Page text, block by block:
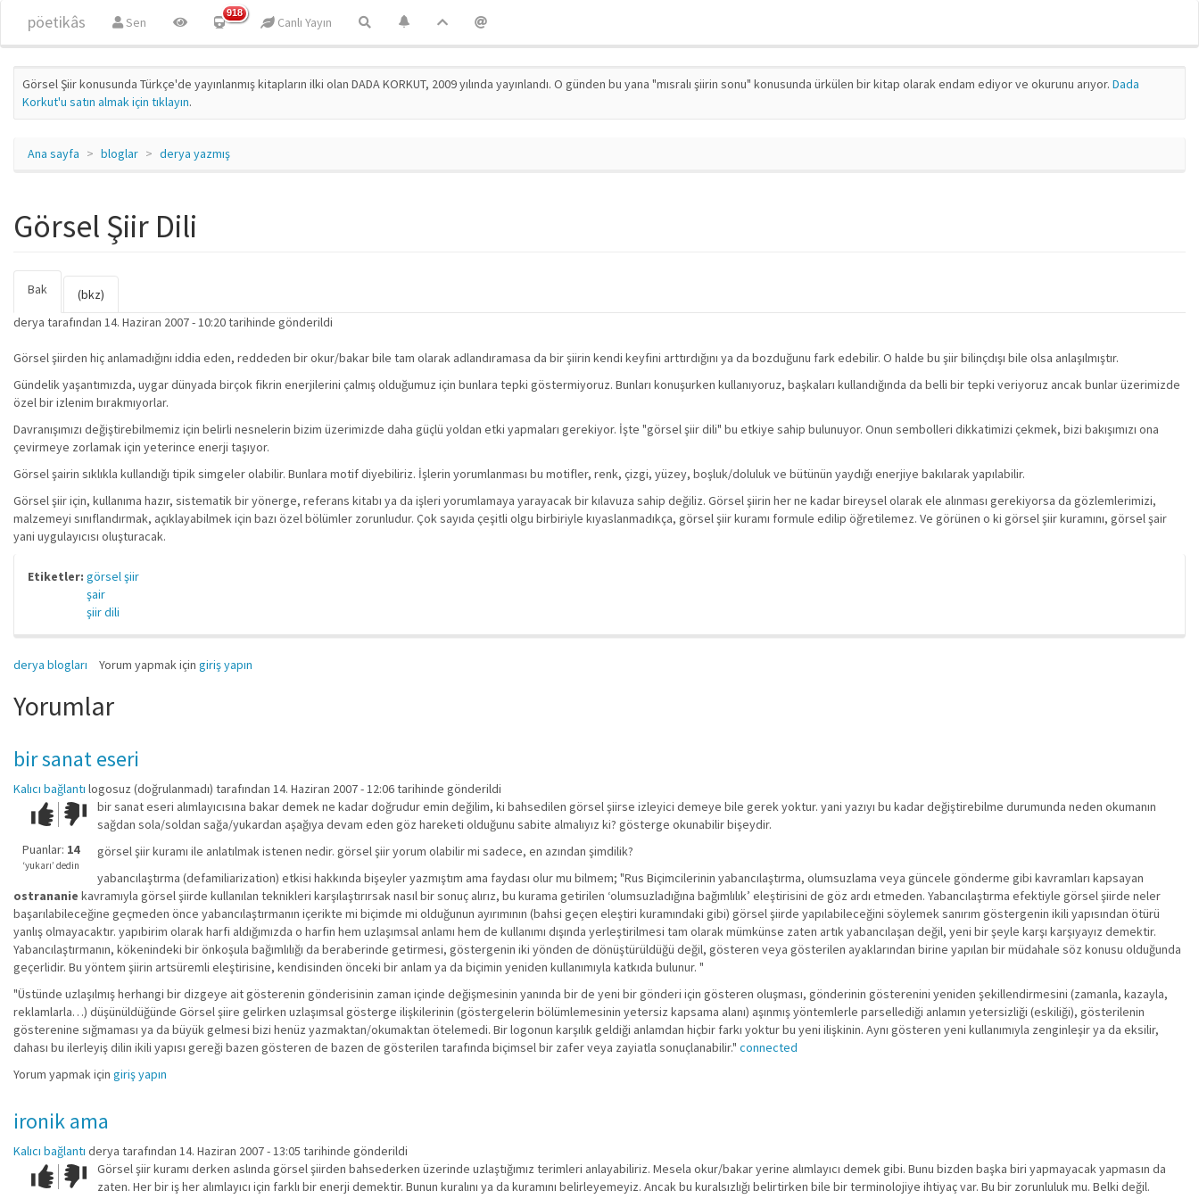
pöetikâs Sen
918
Canlı Yayın
Görsel Şiir konusunda Türkçe'de yayınlanmış kitapların ilki olan DADA KORKUT, 2009 yılında yayınlandı. O günden bu yana "mısralı şiirin sonu" konusunda ürkülen bir kitap olarak endam ediyor ve okurunu arıyor. Dada
Korkut'u satın almak için tıklayın.
Ana sayfa bloglar derya yazmış
Görsel Şiir Dili
Birincil sekmeler
Bak
sekme)
(bkz)
derya tarafından 14. Haziran 2007 - 10:20 tarihinde gönderildi
Görsel şiirden hiç anlamadığını iddia eden, reddeden bir okur/bakar bile tam olarak adlandıramasa da bir şiirin kendi keyfini arttırdığını ya da bozduğunu fark edebilir. O halde bu şiir bilinçdışı bile olsa anlaşılmıştır.
Gündelik yaşantımızda, uygar dünyada birçok fikrin enerjilerini çalmış olduğumuz için bunlara tepki göstermiyoruz. Bunları konuşurken kullanıyoruz, başkaları kullandığında da belli bir tepki veriyoruz ancak bunlar üzerimizde
özel bir izlenim bırakmıyorlar.
Davranışımızı değiştirebilmemiz için belirli nesnelerin bizim üzerimizde daha güçlü yoldan etki yapmaları gerekiyor. İşte "görsel şiir dili" bu etkiye sahip bulunuyor. Onun sembolleri dikkatimizi çekmek, bizi bakışımızı ona
çevirmeye zorlamak için yeterince enerji taşıyor.
Görsel şairin sıklıkla kullandığı tipik simgeler olabilir. Bunlara motif diyebiliriz. İşlerin yorumlanması bu motifler, renk, çizgi, yüzey, boşluk/doluluk ve bütünün yaydığı enerjiye bakılarak yapılabilir.
Görsel şiir için, kullanıma hazır, sistematik bir yönerge, referans kitabı ya da işleri yorumlamaya yarayacak bir kılavuza sahip değiliz. Görsel şiirin her ne kadar bireysel olarak ele alınması gerekiyorsa da gözlemlerimizi,
malzemeyi sınıflandırmak, açıklayabilmek için bazı özel bölümler zorunludur. Çok sayıda çeşitli olgu birbiriyle kıyaslanmadıkça, görsel şiir kuramı formule edilip öğretilemez. Ve görünen o ki görsel şiir kuramını, görsel şair
yani uygulayıcısı oluşturacak.
Etiketler: görsel şiir
şair
şiir dili
derya blogları Yorum yapmak için giriş yapın
Yorumlar
bir sanat eseri
Kalıcı bağlantı logosuz (doğrulanmadı) tarafından 14. Haziran 2007 - 12:06 tarihinde gönderildi
Çok iyi!O
kadar
iyi
değil!
Puanlar: 14
‘yukarı’ dedin
bir sanat eseri alımlayıcısına bakar demek ne kadar doğrudur emin değilim, ki bahsedilen görsel şiirse izleyici demeye bile gerek yoktur. yani yazıyı bu kadar değiştirebilme durumunda neden okumanın
sağdan sola/soldan sağa/yukardan aşağıya devam eden göz hareketi olduğunu sabite almalıyız ki? gösterge okunabilir bişeydir.
görsel şiir kuramı ile anlatılmak istenen nedir. görsel şiir yorum olabilir mi sadece, en azından şimdilik?
yabancılaştırma (defamiliarization) etkisi hakkında bişeyler yazmıştım ama faydası olur mu bilmem; "Rus Biçimcilerinin yabancılaştırma, olumsuzlama veya güncele gönderme gibi kavramları kapsayan
ostrananie kavramıyla görsel şiirde kullanılan teknikleri karşılaştırırsak nasıl bir sonuç alırız, bu kurama getirilen ‘olumsuzladığına bağımlılık’ eleştirisini de göz ardı etmeden. Yabancılaştırma efektiyle görsel şiirde neler
başarılabileceğine geçmeden önce yabancılaştırmanın içerikte mi biçimde mi olduğunun ayırımının (bahsi geçen eleştiri kuramındaki gibi) görsel şiirde yapılabileceğini söylemek sanırım göstergenin ikili yapısından ötürü
yanlış olmayacaktır. yapıbirim olarak harfi aldığımızda o harfin hem uzlaşımsal anlamı hem de kullanımı dışında yerleştirilmesi tam olarak mümkünse zaten artık yabancılaşan değil, yeni bir şeyle karşı karşıyayız demektir.
Yabancılaştırmanın, kökenindeki bir önkoşula bağımlılığı da beraberinde getirmesi, göstergenin iki yönden de dönüştürüldüğü değil, gösteren veya gösterilen ayaklarından birine yapılan bir müdahale söz konusu olduğunda
geçerlidir. Bu yöntem şiirin artsüremli eleştirisine, kendisinden önceki bir anlam ya da biçimin yeniden kullanımıyla katkıda bulunur. "
"Üstünde uzlaşılmış herhangi bir dizgeye ait gösterenin gönderisinin zaman içinde değişmesinin yanında bir de yeni bir gönderi için gösteren oluşması, gönderinin gösterenini yeniden şekillendirmesini (zamanla, kazayla,
reklamlarla…) düşünüldüğünde Görsel şiire gelirken uzlaşımsal gösterge ilişkilerinin (göstergelerin bölümlemesinin yetersiz kapsama alanı) aşınmış yöntemlerle parsellediği anlamın yetersizliği (eskiliği), gösterilenin
gösterenine sığmaması ya da büyük gelmesi bizi henüz yazmaktan/okumaktan ötelemedi. Bir logonun karşılık geldiği anlamdan hiçbir farkı yoktur bu yeni ilişkinin. Aynı gösteren yeni kullanımıyla zenginleşir ya da eksilir,
dahası bu ilerleyiş dilin ikili yapısı gereği bazen gösteren de bazen de gösterilen tarafında biçimsel bir zafer veya zayiatla sonuçlanabilir." connected
Yorum yapmak için giriş yapın
ironik ama
Kalıcı bağlantı derya tarafından 14. Haziran 2007 - 13:05 tarihinde gönderildi
Çok iyi!O
kadar
Görsel şiir kuramı derken aslında görsel şiirden bahsederken üzerinde uzlaştığımız terimleri anlayabiliriz. Mesela okur/bakar yerine alımlayıcı demek gibi. Bunu bizden başka biri yapmayacak yapmasın da
zaten. Her bir iş her alımlayıcı için farklı bir enerji demektir. Bunun kuralını ya da kuramını belirleyemeyiz. Ancak bu kuralsızlığı belirtirken bile bir terminolojiye ihtiyaç var. Bu bir zorunluluk mu. Belki değil.